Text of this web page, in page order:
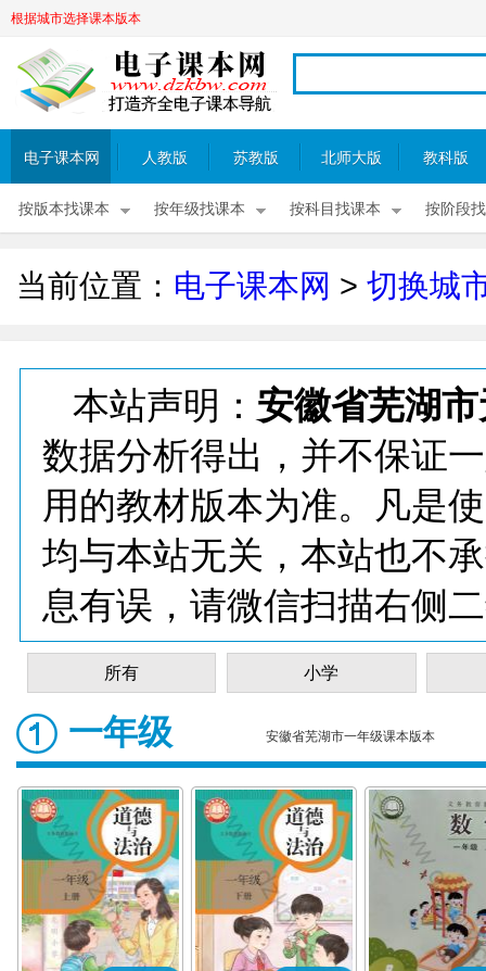
根据城市选择课本版本
电子课本网 人教版 苏教版 北师大版 教科版
按版本找课本 按年级找课本 按科目找课本 按阶段
当前位置： 电子课本网 > 切换城
本站声明： 安徽省芜湖
数据分析得出，并不保证
用的教材版本为准。凡是
均与本站无关，本站也不
息有误，请微信扫描右侧
所有 小学
一年级 安徽省芜湖市一年级课本版本